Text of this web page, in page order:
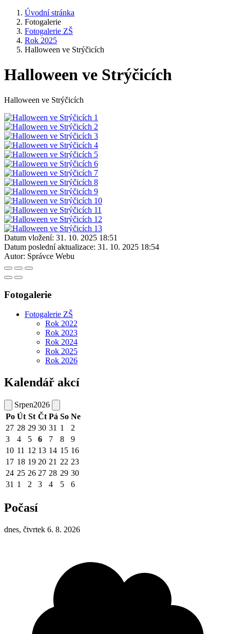
Úvodní stránka
Fotogalerie
Fotogalerie ZŠ
Rok 2025
Halloween ve Strýčicích
Halloween ve Strýčicích
Halloween ve Strýčicích
Datum vložení: 31. 10. 2025 18:51
Datum poslední aktualizace: 31. 10. 2025 18:54
Autor: Správce Webu
Fotogalerie
Fotogalerie ZŠ
Rok 2022
Rok 2023
Rok 2024
Rok 2025
Rok 2026
Kalendář akcí
Srpen2026
Po Út St Čt Pá So Ne
27 28 29 30 31 1
2
3
4 5 6 7 8
9
10 11 12 13 14 15 16
17 18 19 20 21 22 23
24 25 26 27 28 29 30
31 1 2 3 4 5 6
Počasí
dnes, čtvrtek 6. 8. 2026